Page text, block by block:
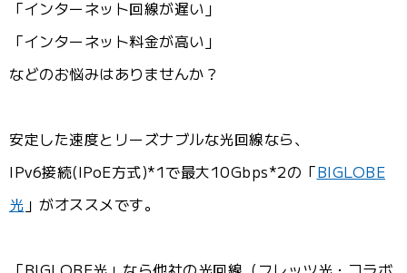
「インターネット回線が遅い」
「インターネット料金が高い」
などのお悩みはありませんか？
安定した速度とリーズナブルな光回線なら、
IPv6接続(IPoE方式)*1で最大10Gbps*2の「BIGLOBE
光 」がオススメです。